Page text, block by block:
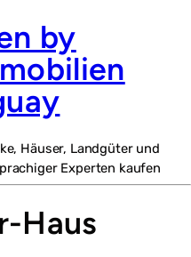
by
Häuser, Landgüter und
Experten kaufen
Haus